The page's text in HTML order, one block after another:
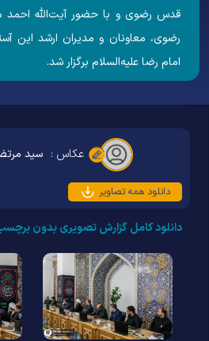
قدس رضوی و با حضور آیت‌الله احمد
رضوی، معاونان و مدیران ارشد این
امام رضا علیه‌السلام برگزار شد.
عکاس : سید
دانلود همه تصاویر
دانلود کامل گزارش تصویری بدون